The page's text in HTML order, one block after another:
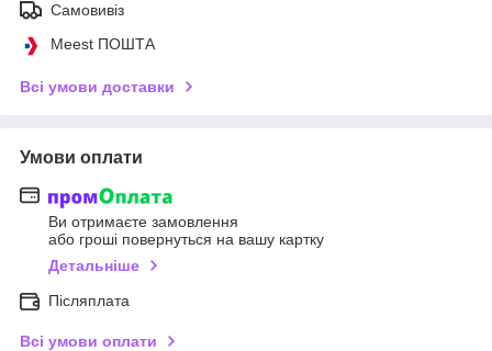
Самовивіз
Meest ПОШТА
Всі умови доставки
Умови оплати
Ви отримаєте замовлення
або гроші повернуться на вашу картку
Детальніше
Післяплата
Всі умови оплати